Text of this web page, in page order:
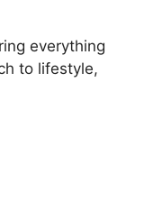
everything
to lifestyle,